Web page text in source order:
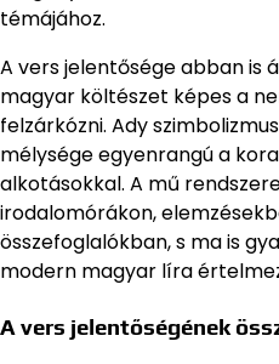
témájához.
A vers jelentősége abban is
magyar költészet képes a
felzárkózni. Ady
mélysége egyenrangú a
alkotásokkal. A mű
irodalomórákon,
összefoglalókban, s ma is
modern magyar líra
A vers jelentőségének